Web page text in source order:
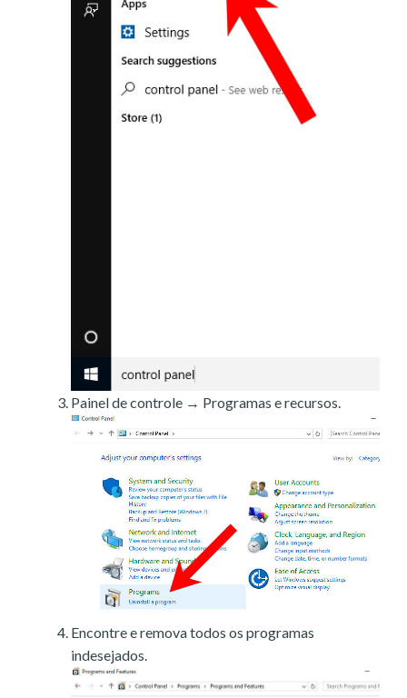
Painel de controle → Programas e recursos.
Encontre e remova todos os programas
indesejados.